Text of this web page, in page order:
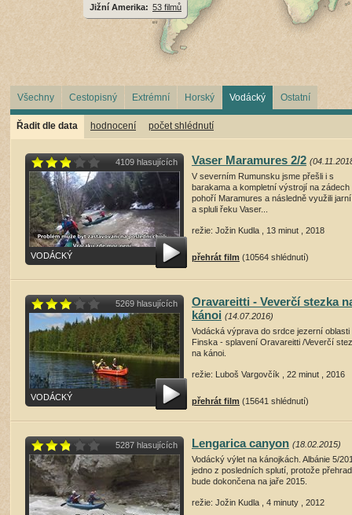
Jižní Amerika: 53 filmů
Všechny Cestopisný Extrémní Horský Vodácký Ostatní
Řadit dle data hodnocení počet shlédnutí
4109 hlasujících
VODÁCKÝ
Vaser Maramures 2/2
V severním Rumunsku jsme přešli i s
barakama a kompletní výstrojí na zádech
pohoří Maramures a následně využili
a spluli řeku Vaser...
režie: Jožin Kudla , 13 minut , 2018
přehrát film (10564 shlédnutí)
5269 hlasujících
VODÁCKÝ
Oravareitti - Veverčí stezka
kánoi (14.07.2016)
Vodácká výprava do srdce jezerní oblasti
Finska - splavení Oravareitti /Veverčí
na kánoi.
režie: Luboš Vargovčík , 22 minut , 2016
přehrát film (15641 shlédnutí)
5287 hlasujících Lengarica canyon (18.02.2015)
Vodácký výlet na kánojkách. Albánie 5/
jedno z posledních splutí, protože
bude dokončena na jaře 2015.
režie: Jožin Kudla , 4 minuty , 2012